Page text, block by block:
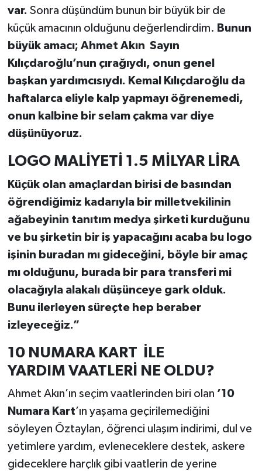
var. Sonra düşündüm bunun bir büyük bir de
küçük amacının olduğunu değerlendirdim. Bunun
büyük amacı; Ahmet Akın Sayın
Kılıçdaroğlu’nun çırağıydı, onun genel
başkan yardımcısıydı. Kemal Kılıçdaroğlu da
haftalarca eliyle kalp yapmayı öğrenemedi,
onun kalbine bir selam çakma var diye
düşünüyoruz.
LOGO MALİYETİ 1.5 MİLYAR LİRA
Küçük olan amaçlardan birisi de basından
öğrendiğimiz kadarıyla bir milletvekilinin
ağabeyinin tanıtım medya şirketi kurduğunu
ve bu şirketin bir iş yapacağını acaba bu logo
işinin buradan mı gideceğini, böyle bir amaç
mı olduğunu, burada bir para transferi mi
olacağıyla alakalı düşünceye gark olduk.
Bunu ilerleyen süreçte hep beraber
izleyeceğiz.”
10 NUMARA KART İLE
YARDIM VAATLERİ NE OLDU?
Ahmet Akın’ın seçim vaatlerinden biri olan ’10
Numara Kart’ın yaşama geçirilemediğini
söyleyen Öztaylan, öğrenci ulaşım indirimi, dul ve
yetimlere yardım, evleneceklere destek, askere
gideceklere harçlık gibi vaatlerin de yerine